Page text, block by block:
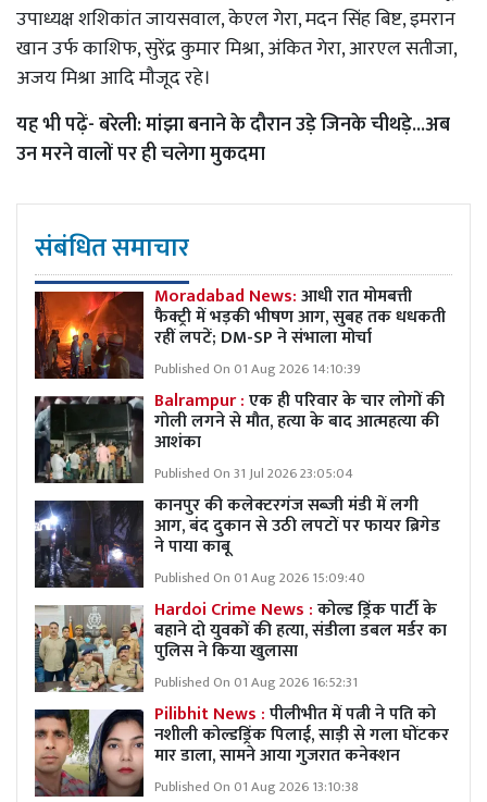
उपाध्यक्ष शशिकांत जायसवाल, केएल गेरा, मदन सिंह बिष्ट, इमरान
खान उर्फ काशिफ, सुरेंद्र कुमार मिश्रा, अंकित गेरा, आरएल सतीजा,
अजय मिश्रा आदि मौजूद रहे।
यह भी पढ़ें-बरेली: मांझा बनाने के दौरान उड़े जिनके चीथड़े...अब
उन मरने वालों पर ही चलेगा मुकदमा
संबंधित समाचार
Moradabad News:आधी रात मोमबत्ती
फैक्ट्री में भड़की भीषण आग, सुबह तक धधकती
रहीं लपटें; DM-SP ने संभाला मोर्चा
Published On 01 Aug 2026 14:10:39
Balrampur :एक ही परिवार के चार लोगों की
गोली लगने से मौत, हत्या के बाद आत्महत्या की
आशंका
Published On 31 Jul 2026 23:05:04
कानपुर की कलेक्टरगंज सब्जी मंडी में लगी
आग, बंद दुकान से उठी लपटों पर फायर ब्रिगेड
ने पाया काबू
Published On 01 Aug 2026 15:09:40
Hardoi Crime News :कोल्ड ड्रिंक पार्टी के
बहाने दो युवकों की हत्या, संडीला डबल मर्डर का
पुलिस ने किया खुलासा
Published On 01 Aug 2026 16:52:31
Pilibhit News :पीलीभीत में पत्नी ने पति को
नशीली कोल्डड्रिंक पिलाई, साड़ी से गला घोंटकर
मार डाला, सामने आया गुजरात कनेक्शन
Published On 01 Aug 2026 13:10:38